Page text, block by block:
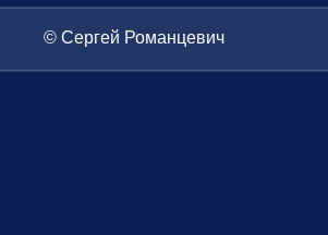
© Сергей Романцевич